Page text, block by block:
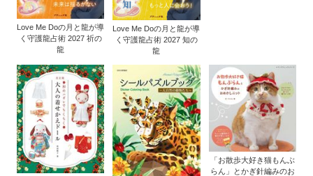
Love Me Doの月と龍が導
く守護龍占術 2027 祈の
龍
Love Me Doの月と龍が導
く守護龍占術 2027 知の
龍
「お散歩大好き猫もんぶ
らん」とかぎ針編みのお